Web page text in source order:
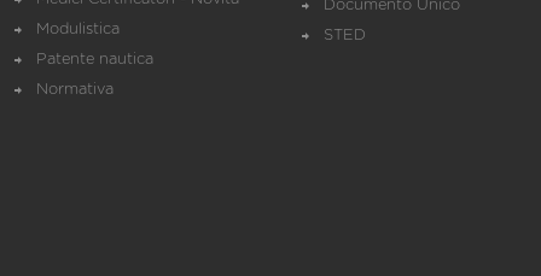
Modulistica
Patente nautica
Normativa
Documento Unico
STED